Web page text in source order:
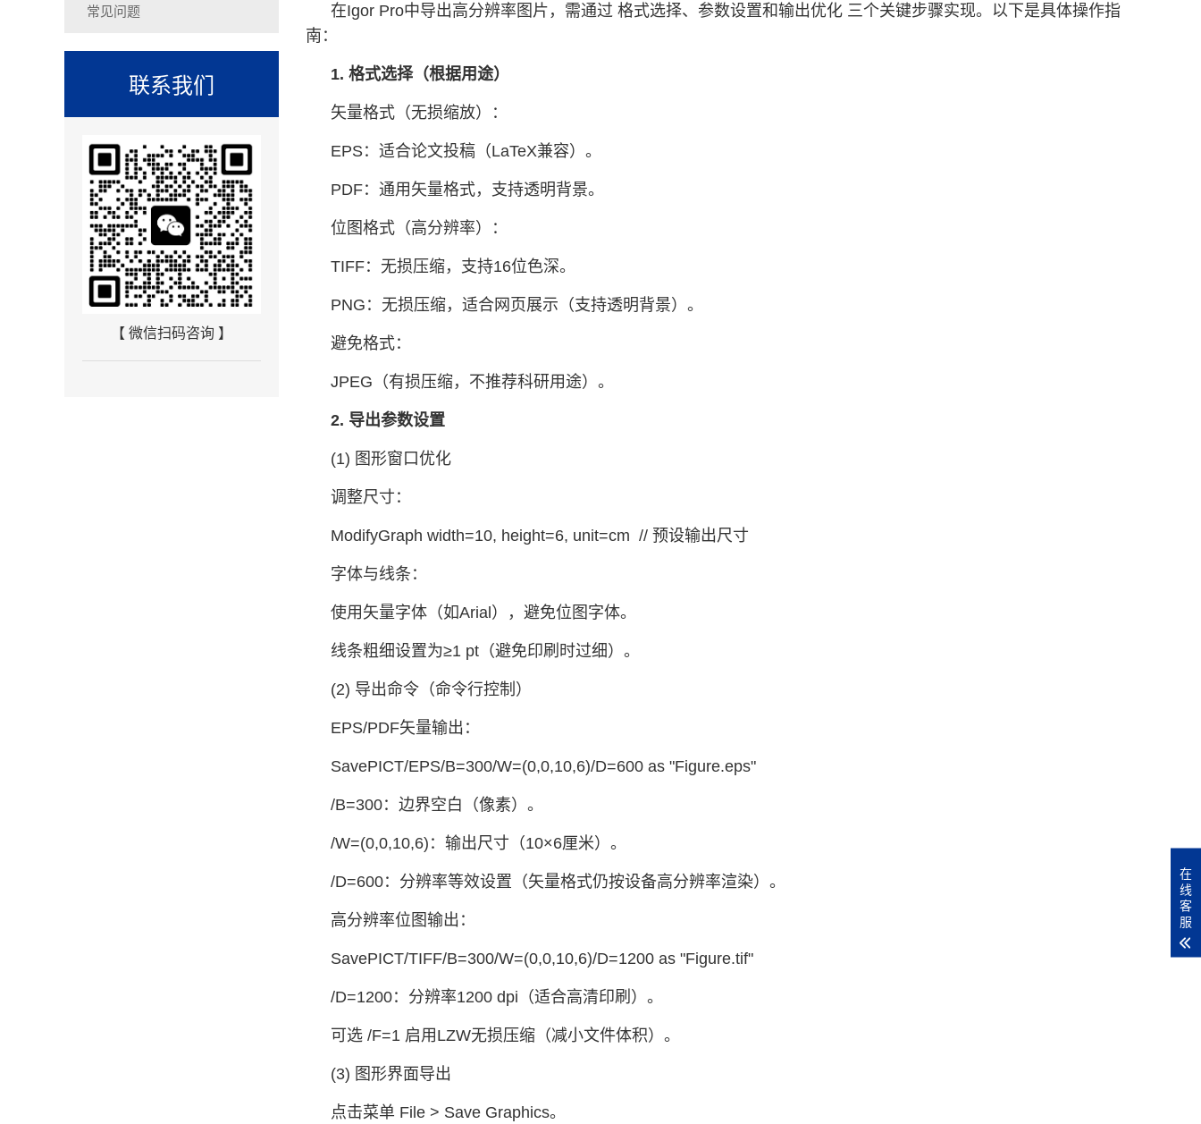
常见问题
联系我们
【 微信扫码咨询 】
在Igor Pro中导出高分辨率图片，需通过 格式选择、参数设置和输出优化 三个关键步骤实现。以下是具体操作指
南：
1. 格式选择（根据用途）
矢量格式（无损缩放）：
EPS：适合论文投稿（LaTeX兼容）。
PDF：通用矢量格式，支持透明背景。
位图格式（高分辨率）：
TIFF：无损压缩，支持16位色深。
PNG：无损压缩，适合网页展示（支持透明背景）。
避免格式：
JPEG（有损压缩，不推荐科研用途）。
2. 导出参数设置
(1) 图形窗口优化
调整尺寸：
ModifyGraph width=10, height=6, unit=cm // 预设输出尺寸
字体与线条：
使用矢量字体（如Arial），避免位图字体。
线条粗细设置为≥1 pt（避免印刷时过细）。
(2) 导出命令（命令行控制）
EPS/PDF矢量输出：
SavePICT/EPS/B=300/W=(0,0,10,6)/D=600 as "Figure.eps"
/B=300：边界空白（像素）。
/W=(0,0,10,6)：输出尺寸（10×6厘米）。
/D=600：分辨率等效设置（矢量格式仍按设备高分辨率渲染）。
高分辨率位图输出：
SavePICT/TIFF/B=300/W=(0,0,10,6)/D=1200 as "Figure.tif"
/D=1200：分辨率1200 dpi（适合高清印刷）。
可选 /F=1 启用LZW无损压缩（减小文件体积）。
(3) 图形界面导出
点击菜单 File > Save Graphics。
在
线
客
服